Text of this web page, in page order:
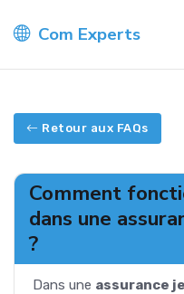
Com Experts
Retour aux FAQs
Comment
dans une
?
Dans une assurance